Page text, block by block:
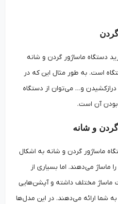
ماساژور گردن و شانه
است. به طور مثال این که در
و… می‌توان از دستگاه
آن است.
و شانه
گردن و شانه به اشکال
می‌دهند. اما بسیاری از
مختلف داشته و آپشن‌هایی
ارائه می‌دهند. در این مدل‌ها